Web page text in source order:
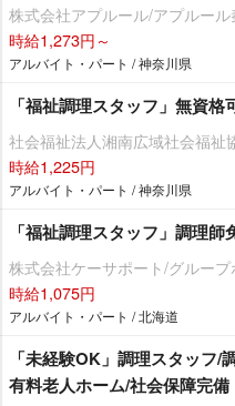
株式会社アプルール/アプルール
時給1,273円～
アルバイト・パート / 神奈川県
「福祉調理スタッフ」無資
社会福祉法人湘南広域社会福祉
時給1,225円
アルバイト・パート / 神奈川県
「福祉調理スタッフ」調理
株式会社ケーサポート/グルー
時給1,075円
アルバイト・パート / 北海道
「未経験OK」調理スタッフ/
有料老人ホーム/社会保障完備